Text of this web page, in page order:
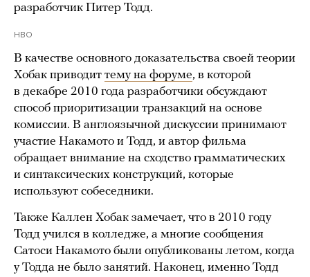
разработчик Питер Тодд.
HBO
В качестве основного доказательства своей теории
Хобак приводит тему на форуме, в которой
в декабре 2010 года разработчики обсуждают
способ приоритизации транзакций на основе
комиссии. В англоязычной дискуссии принимают
участие Накамото и Тодд, и автор фильма
обращает внимание на сходство грамматических
и синтаксических конструкций, которые
используют собеседники.
Также Каллен Хобак замечает, что в 2010 году
Тодд учился в колледже, а многие сообщения
Сатоси Накамото были опубликованы летом, когда
у Тодда не было занятий. Наконец, именно Тодд